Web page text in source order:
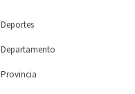
Deportes
Departamento
Provincia